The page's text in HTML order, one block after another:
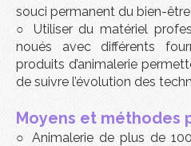
souci permanent du bien-être
○ Utiliser du matériel
noués avec différents
produits d’animalerie
de suivre l’évolution des
Moyens et méthodes
○ Animalerie de plus de